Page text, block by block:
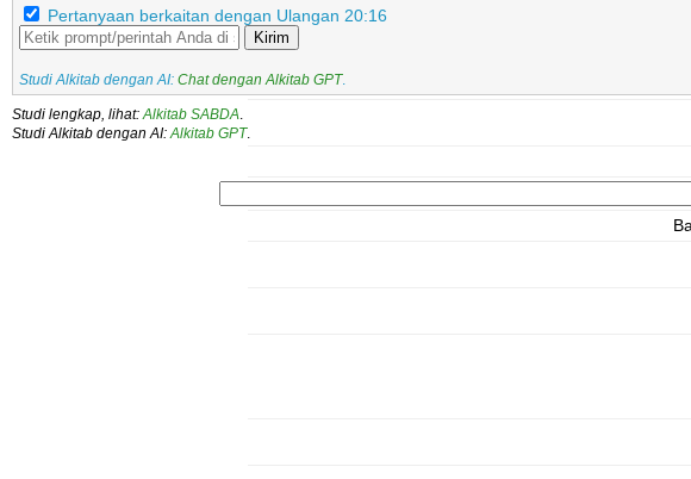
Pertanyaan berkaitan dengan Ulangan 20:16
Kirim
Studi Alkitab dengan AI: Chat dengan Alkitab GPT.
Studi lengkap, lihat: Alkitab SABDA
Studi Alkitab dengan AI: Alkitab GPT.